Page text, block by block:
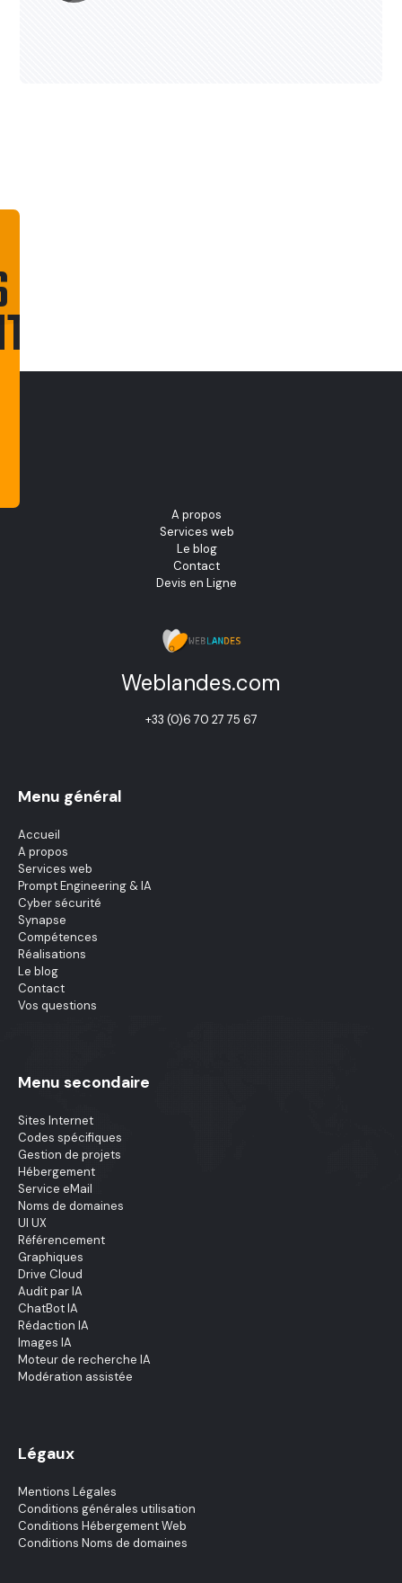
NOUS
A propos
Services web
Le blog
Contact
Devis en Ligne
Weblandes.com
+33 (0)6 70 27 75 67
Menu général
Accueil
A propos
Services web
Prompt Engineering & IA
Cyber sécurité
Synapse
Compétences
Réalisations
Le blog
Contact
Vos questions
Menu secondaire
Sites Internet
Codes spécifiques
Gestion de projets
Hébergement
Service eMail
Noms de domaines
UI UX
Référencement
Graphiques
Drive Cloud
Audit par IA
ChatBot IA
Rédaction IA
Images IA
Moteur de recherche IA
Modération assistée
Légaux
Mentions Légales
Conditions générales utilisation
Conditions Hébergement Web
Conditions Noms de domaines